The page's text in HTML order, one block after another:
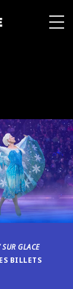
SUR GLACE
BILLETS